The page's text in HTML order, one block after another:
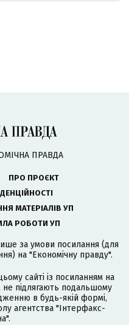
ПРАВДА
ПРО ПРОЄКТ
МАТЕРІАЛІВ УП
РОБОТИ УП
за умови посилання (для
на "Економічну правду".
сайті із посиланням на
не підлягають подальшому
в будь-якій формі,
агентства "Інтерфакс-